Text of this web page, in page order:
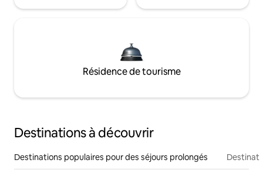
Résidence de tourisme
Destinations à découvrir
Destinations populaires pour des séjours prolongés